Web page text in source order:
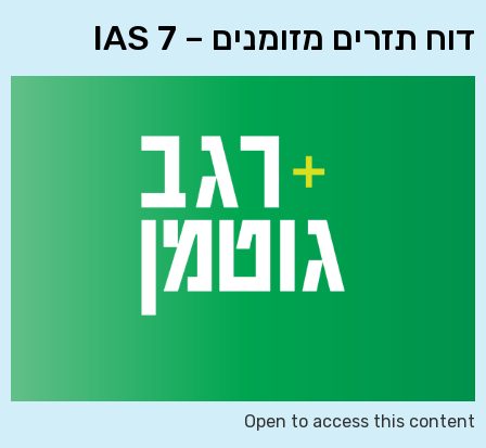
דוח תזרים מזומנים – IAS 7
Open to access this content